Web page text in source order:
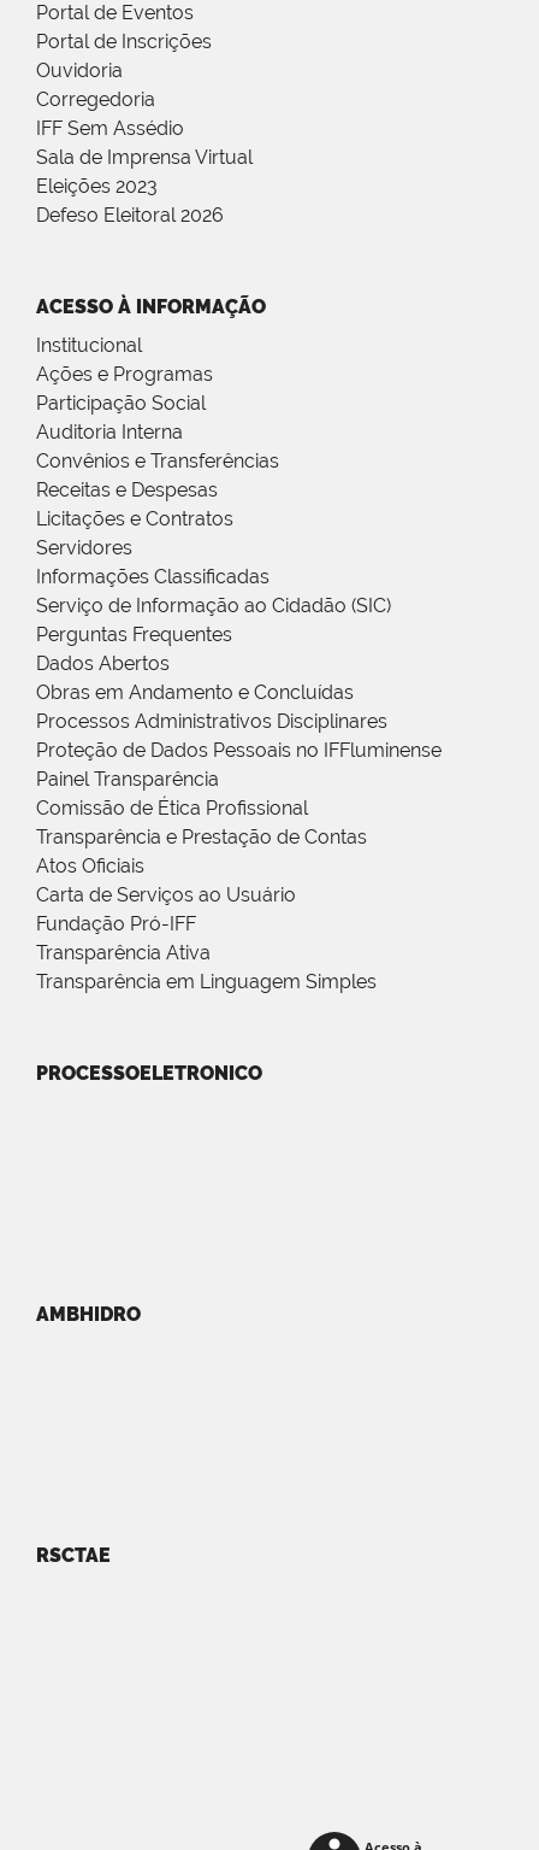
Portal de Eventos
Portal de Inscrições
Ouvidoria
Corregedoria
IFF Sem Assédio
Sala de Imprensa Virtual
Eleições 2023
Defeso Eleitoral 2026
ACESSO À INFORMAÇÃO
Institucional
Ações e Programas
Participação Social
Auditoria Interna
Convênios e Transferências
Receitas e Despesas
Licitações e Contratos
Servidores
Informações Classificadas
Serviço de Informação ao Cidadão (SIC)
Perguntas Frequentes
Dados Abertos
Obras em Andamento e Concluídas
Processos Administrativos Disciplinares
Proteção de Dados Pessoais no IFFluminense
Painel Transparência
Comissão de Ética Profissional
Transparência e Prestação de Contas
Atos Oficiais
Carta de Serviços ao Usuário
Fundação Pró-IFF
Transparência Ativa
Transparência em Linguagem Simples
PROCESSOELETRONICO
AMBHIDRO
RSCTAE